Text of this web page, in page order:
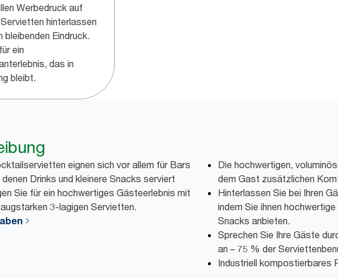
Werbedruck auf
hinterlassen
bleibenden Eindruck.
ein
das in
bleibt.
eignen sich vor allem für Bars
Drinks und kleinere Snacks serviert
Sie für ein hochwertiges Gästeerlebnis mit
3-lagigen Servietten.
Die hochwertigen,
dem Gast zusätzlichen
Hinterlassen Sie bei Ihren
indem Sie ihnen
Snacks anbieten.
Sprechen Sie Ihre Gäste
an – 75 % der
Industriell kompostierbares